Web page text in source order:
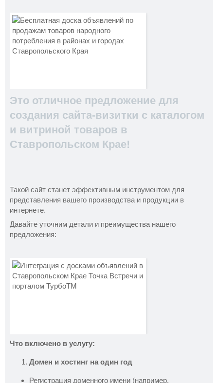
Это отличное предложение для
создания сайта-визитки с каталогом
и витриной товаров в
Ставропольском Крае!
Такой сайт станет эффективным инструментом для
представления вашего производства и продукции в
интернете.
Давайте уточним детали и преимущества нашего
предложения:
Что включено в услугу:
Домен и хостинг на один год
Регистрация доменного имени (например,